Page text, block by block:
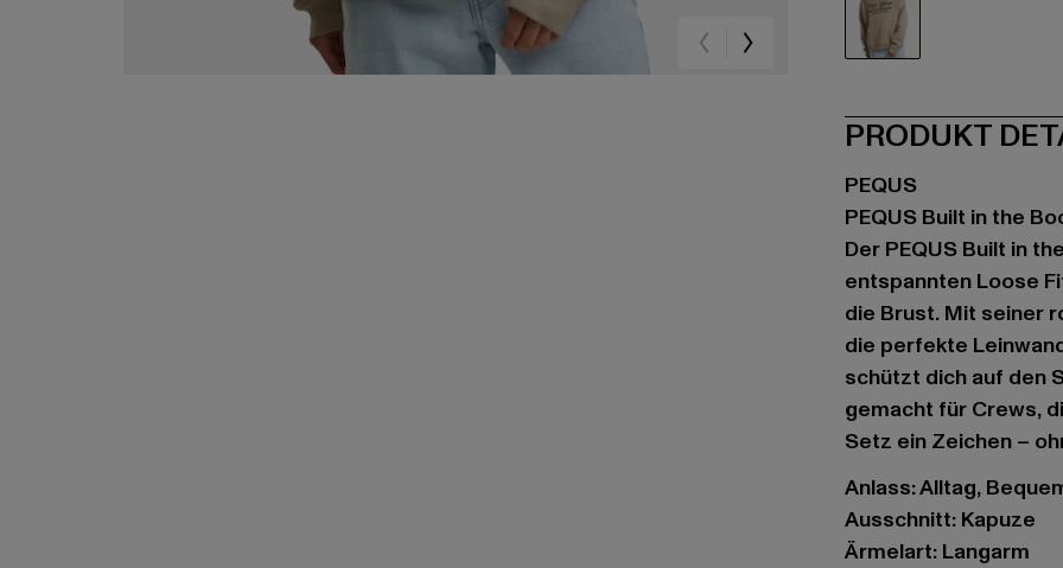
PRODUKT
PEQUS
PEQUS Built in the
Der PEQUS Built in
entspannten Loose
die Brust. Mit seiner
die perfekte
schützt dich auf den
gemacht für Crews,
Setz ein Zeichen –
Anlass: Alltag,
Ausschnitt: Kapuze
Ärmelart: Langarm